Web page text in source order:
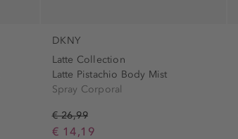
DKNY
Latte Collection
Latte Pistachio Body Mist
Spray Corporal
€ 26,99
€ 14,19